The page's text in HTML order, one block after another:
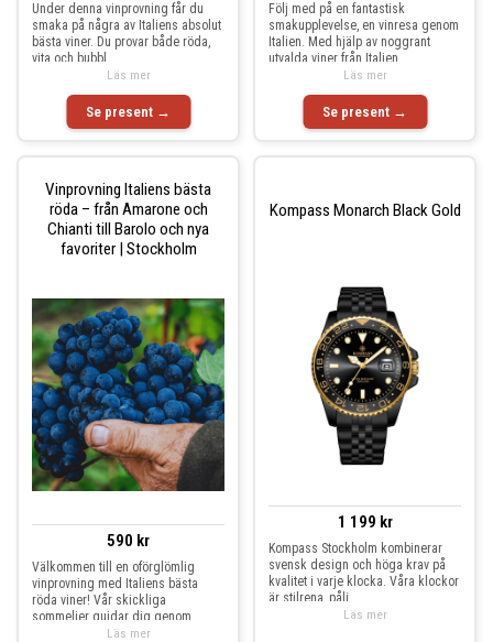
Under denna vinprovning får du
smaka på några av Italiens absolut
bästa viner. Du provar både röda,
vita och bubbl
Se present →
Läs mer
Följ med på en fantastisk
smakupplevelse, en vinresa genom
Italien. Med hjälp av noggrant
utvalda viner från Italien
Se present →
Läs mer
Vinprovning Italiens bästa
röda – från Amarone och
Chianti till Barolo och nya
favoriter | Stockholm
590 kr
Välkommen till en oförglömlig
vinprovning med Italiens bästa
röda viner! Vår skickliga
sommelier guidar dig genom
Läs mer
Kompass Monarch Black Gold
1 199 kr
Kompass Stockholm kombinerar
svensk design och höga krav på
kvalitet i varje klocka. Våra klockor
är stilrena, påli
Läs mer